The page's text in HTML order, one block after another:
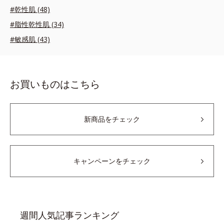
#乾性肌 (48)
#脂性乾性肌 (34)
#敏感肌 (43)
お買いものはこちら
新商品をチェック
キャンペーンをチェック
週間人気記事ランキング